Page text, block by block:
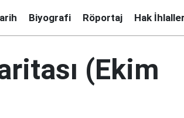
Biyografi Röportaj Hak
(Ekim